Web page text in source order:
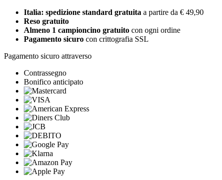
Italia: spedizione standard gratuita a partire da € 49,90
Reso gratuito
Almeno 1 campioncino gratuito con ogni ordine
Pagamento sicuro con crittografia SSL
Pagamento sicuro attraverso
Contrassegno
Bonifico anticipato